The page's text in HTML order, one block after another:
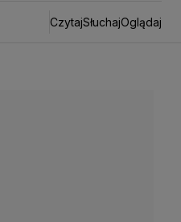
CzytajSłuchajOglądaj